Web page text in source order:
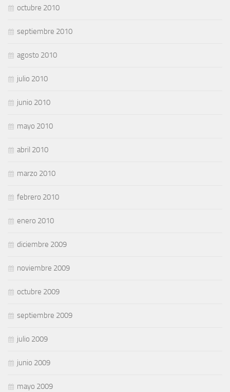
octubre 2010
septiembre 2010
agosto 2010
julio 2010
junio 2010
mayo 2010
abril 2010
marzo 2010
febrero 2010
enero 2010
diciembre 2009
noviembre 2009
octubre 2009
septiembre 2009
julio 2009
junio 2009
mayo 2009